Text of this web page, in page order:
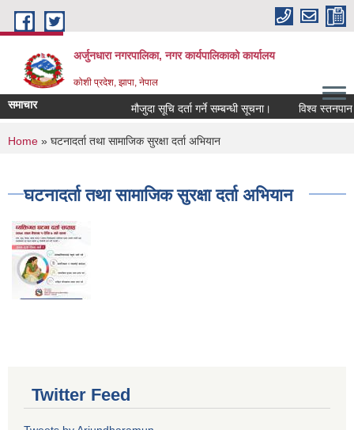
Skip to main content
अर्जुनधारा नगरपालिका, नगर कार्यपालिकाको कार्यालय
कोशी प्रदेश, झापा, नेपाल
समाचार मौजुदा सूचि दर्ता गर्ने सम्बन्धी सूचना। विश्व
You are here
Home » घटनादर्ता तथा सामाजिक सुरक्षा दर्ता अभियान
घटनादर्ता तथा सामाजिक सुरक्षा दर्ता अभियान
Twitter Feed